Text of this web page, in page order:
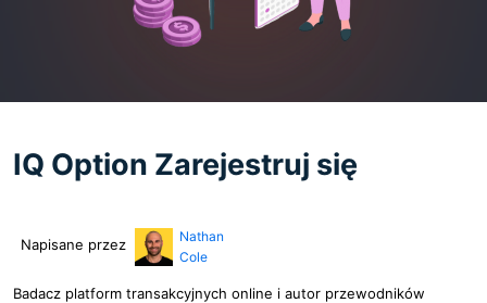
IQ Option Zarejestruj się
Napisane przez
Nathan
Cole
Badacz platform transakcyjnych online i autor przewodników